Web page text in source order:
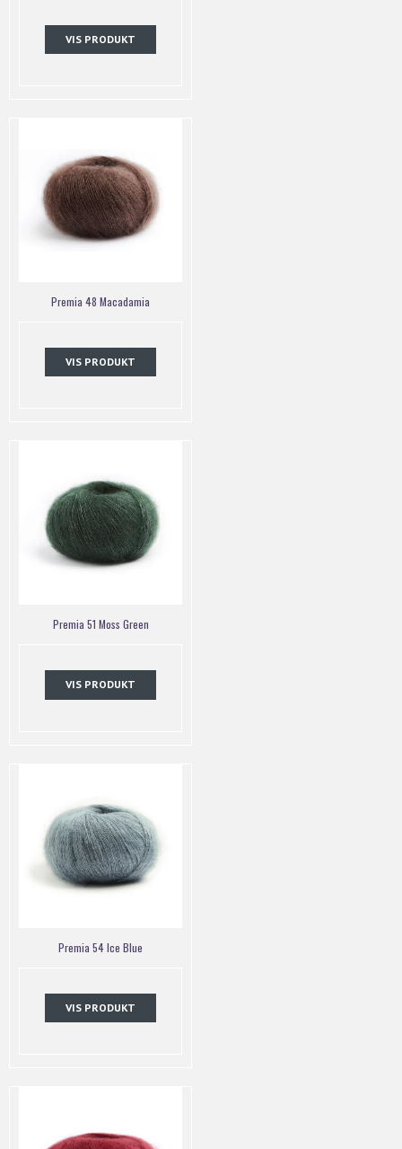
VIS PRODUKT
Premia 48 Macadamia
VIS PRODUKT
Premia 51 Moss Green
VIS PRODUKT
Premia 54 Ice Blue
VIS PRODUKT